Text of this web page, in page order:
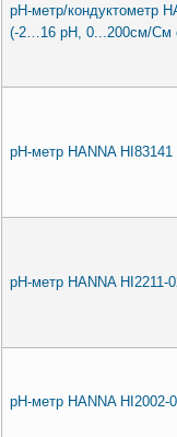
pH-метр/кондуктометр
(-2…16 pH, 0...200см/См
pH-метр HANNA
pH-метр HANNA
pH-метр HANNA